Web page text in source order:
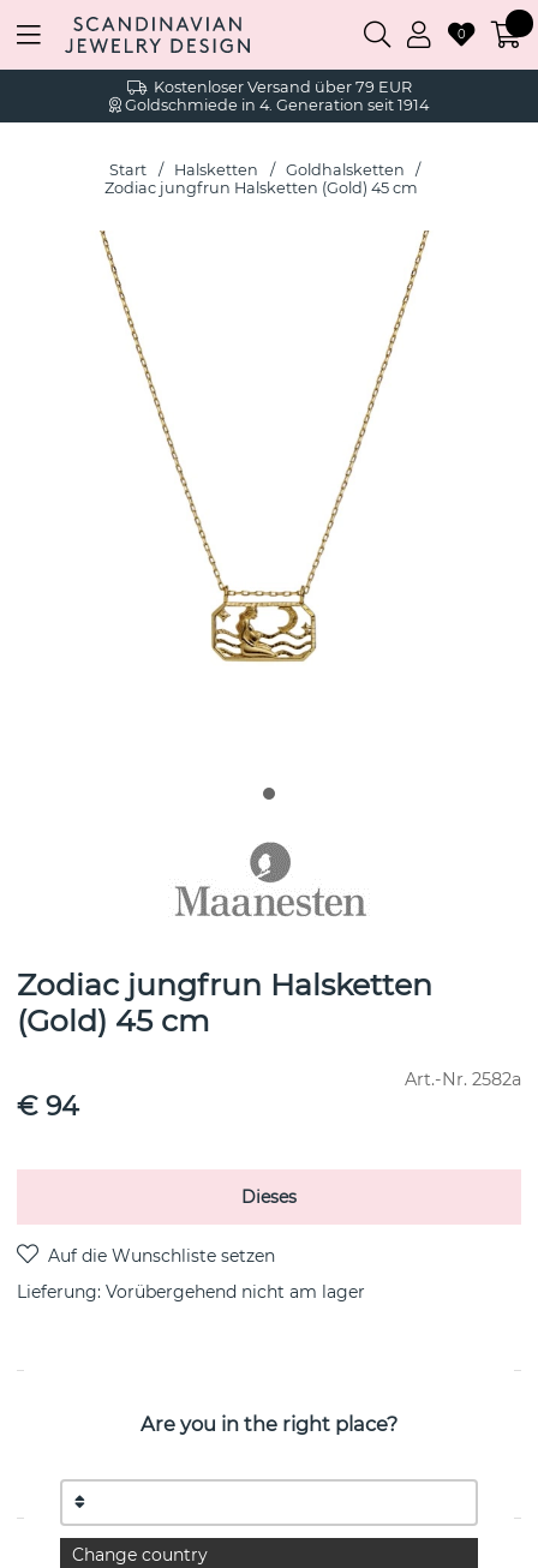
Kostenloser Versand über 79 EUR
Goldschmiede in 4. Generation seit 1914
0
Start Halsketten
Goldhalsketten
Zodiac jungfrun Halsketten (Gold) 45 cm
Zodiac jungfrun Halsketten
(Gold) 45 cm
Art.-Nr. 2582a
€ 94
Dieses
Lieferung: Vorübergehend nicht am lager
EIGENSCHAFTEN
Are you in the right place?
Change country